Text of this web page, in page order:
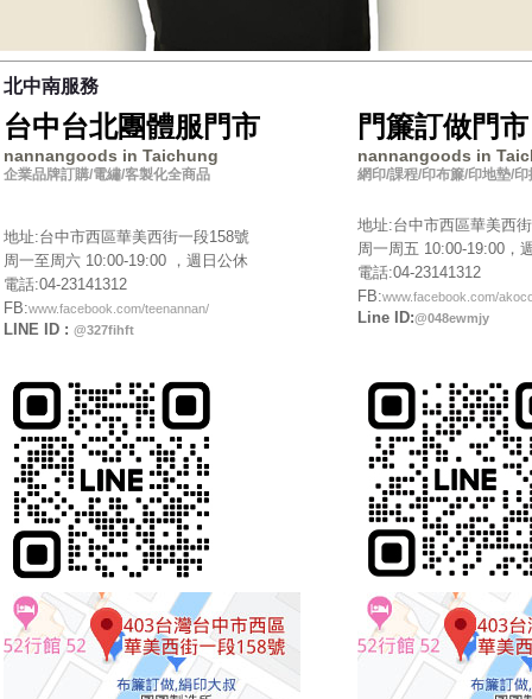
北中南服務
台中台北團體服門市
nannangoods in Taichung
企業品牌訂購/電繡/客製化全商品
地址:台中市西區華美西街一段158號
周一至周六 10:00-19:00 ，週日公休
電話:04-23141312
FB:www.facebook.com/teenannan/
LINE ID : @327fihft
門簾訂做門市
nannangoods in
網印/課程/印布簾/印地墊/印
地址:台中市西區華美
周一周五 10:00-19:00，
電話:04-23141312
FB:www.facebook.com/
Line ID:@048ewmjy